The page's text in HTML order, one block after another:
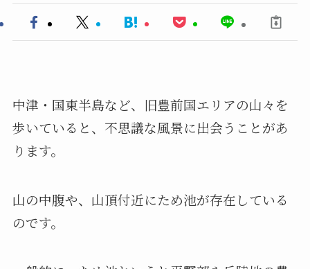
中津・国東半島など、旧豊前国エリアの山々を
歩いていると、不思議な風景に出会うことがあ
ります。
山の中腹や、山頂付近にため池が存在している
のです。